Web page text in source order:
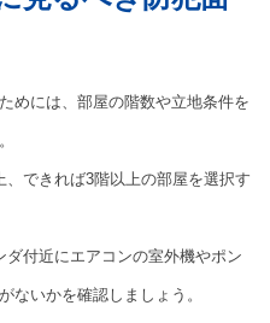
めには、部屋の階数や立地条件を
できれば3階以上の部屋を選択す
付近にエアコンの室外機やポン
ないかを確認しましょう。